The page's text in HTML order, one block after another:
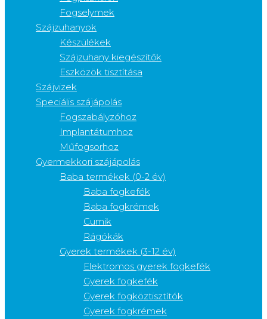
Fogselymek
Szájzuhanyok
Készülékek
Szájzuhany kiegészítők
Eszközök tisztítása
Szájvizek
Speciális szájápolás
Fogszabályzóhoz
Implantátumhoz
Műfogsorhoz
Gyermekkori szájápolás
Baba termékek (0-2 év)
Baba fogkefék
Baba fogkrémek
Cumik
Rágókák
Gyerek termékek (3-12 év)
Elektromos gyerek fogkefék
Gyerek fogkefék
Gyerek fogköztisztítók
Gyerek fogkrémek